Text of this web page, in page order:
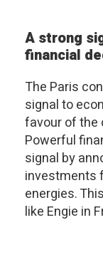
A strong
financial
The Paris
signal to
favour of the
Powerful
signal by
investments
energies.
like Engie in